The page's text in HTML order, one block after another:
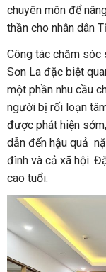
chuyên môn để
thần cho nhân dân
Công tác chăm sóc
Sơn La đặc biệt
một phần nhu cầu
người bị rối loạn
được phát hiện
dẫn đến hậu quả
đình và cả xã hội.
cao tuổi.